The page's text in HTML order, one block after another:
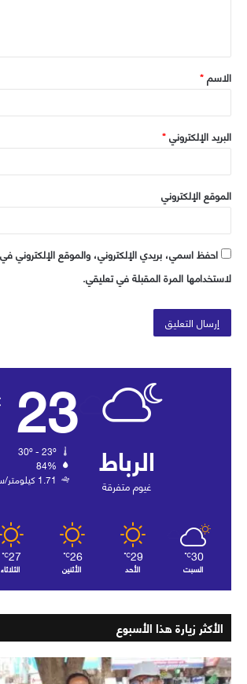
ق
*
الاسم*
البريد الإلكتروني*
الموقع الإلكتروني
احفظ اسمي، بريدي الإلكتروني، والموقع الإلكتروني
لاستخدامها المرة المقبلة في تعليقي.
الرباط
غيوم متفرقة
23
84%
1.71 كيلومتر/ساعة
30
℃
السبت
29
℃
الأحد
26
℃
الأثنين
27
℃
الثلاثاء
الأكثر زيارة هذا الأسبوع